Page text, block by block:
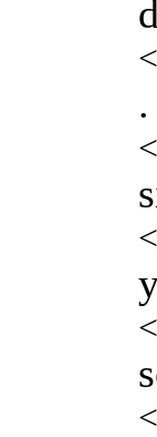
<
<
<
<
<